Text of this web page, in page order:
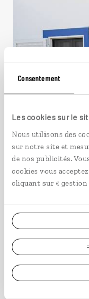
Consentement
Les cookies sur le
Nous utilisons des
sur notre site et
de nos publicités.
cookies vous
cliquant sur « gestion
Le
Autotour sud du
12 jours / 11 nuits
à partir de 2300€